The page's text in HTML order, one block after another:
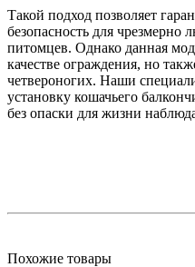
Такой подход позволяет
безопасность для
питомцев. Однако данная
качестве ограждения, но
четвероногих. Наши
установку кошачьего
без опаски для жизни
Похожие товары